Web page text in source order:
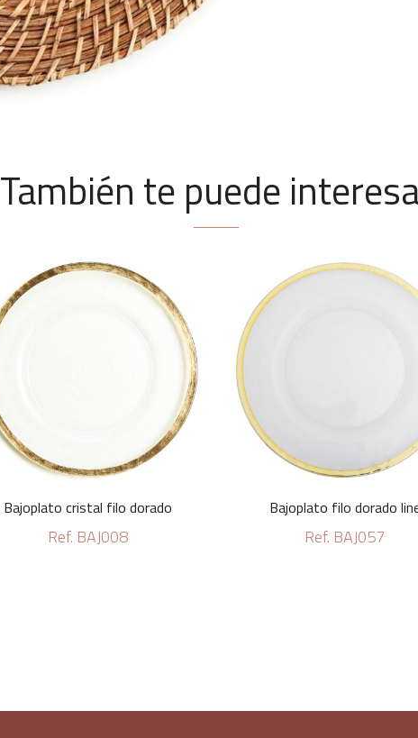
También te puede
Bajoplato cristal filo dorado
Ref. BAJ008
Bajoplato filo dorado
Ref. BAJ057